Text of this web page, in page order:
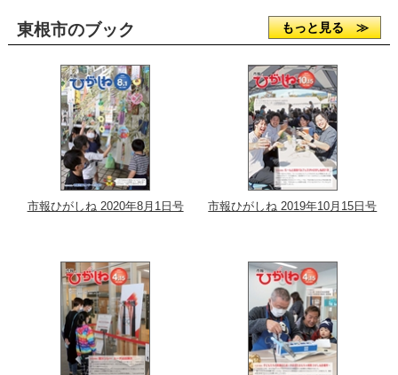
東根市のブック もっと見る ≫
市報ひがしね 2020年8月1日号 市報ひがしね 2019年10月15日号